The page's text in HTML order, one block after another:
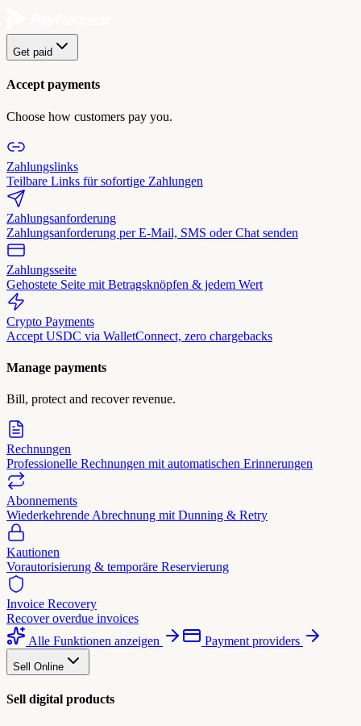
Get paid
Accept payments
Choose how customers pay you.
Zahlungslinks
Teilbare Links für sofortige Zahlungen
Zahlungsanforderung
Zahlungsanforderung per E-Mail, SMS oder Chat senden
Zahlungsseite
Gehostete Seite mit Betragsknöpfen & jedem Wert
Crypto Payments
Accept USDC via WalletConnect, zero chargebacks
Manage payments
Bill, protect and recover revenue.
Rechnungen
Professionelle Rechnungen mit automatischen Erinnerungen
Abonnements
Wiederkehrende Abrechnung mit Dunning & Retry
Kautionen
Vorautorisierung & temporäre Reservierung
Invoice Recovery
Recover overdue invoices
Alle Funktionen anzeigen
Payment providers
Sell Online
Sell digital products